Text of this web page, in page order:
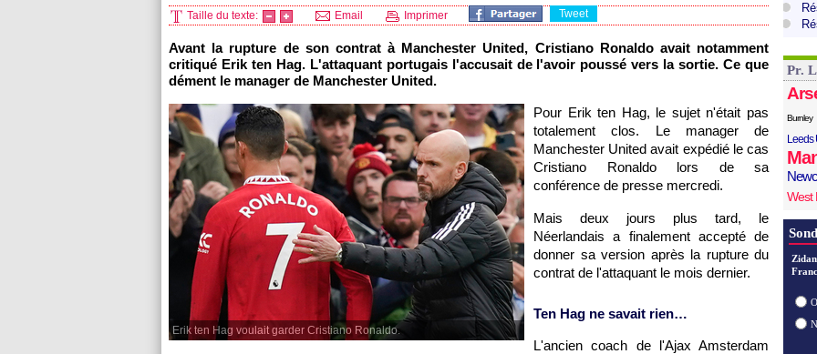
Taille du texte: Email Imprimer Tweet
Avant la rupture de son contrat à Manchester United, Cristiano Ronaldo avait notamment
critiqué Erik ten Hag. L'attaquant portugais l'accusait de l'avoir poussé vers la sortie. Ce que
dément le manager de Manchester United.
Erik ten Hag voulait garder Cristiano Ronaldo.
Pour Erik ten Hag, le sujet n'était pas
totalement clos. Le manager de
Manchester United avait expédié le cas
Cristiano Ronaldo lors de sa
conférence de presse mercredi.
Mais deux jours plus tard, le
Néerlandais a finalement accepté de
donner sa version après la rupture du
contrat de l'attaquant le mois dernier.
Ten Hag ne savait rien…
L'ancien coach de l'Ajax Amsterdam
Pr.
Burnley
Leeds
West